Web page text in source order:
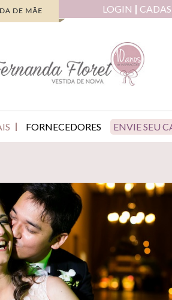
LOGIN
FORNECEDORES ENVIE SEU